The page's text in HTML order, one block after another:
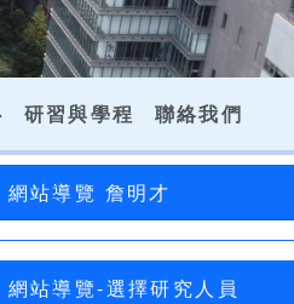
研習與學程 聯絡我們
網站導覽 詹明才
網站導覽-選擇研究人員